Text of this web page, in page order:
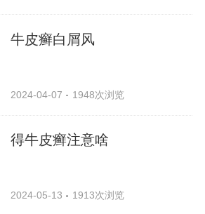
牛皮癣白屑风
2024-04-07 1948次浏览
得牛皮癣注意啥
2024-05-13 1913次浏览